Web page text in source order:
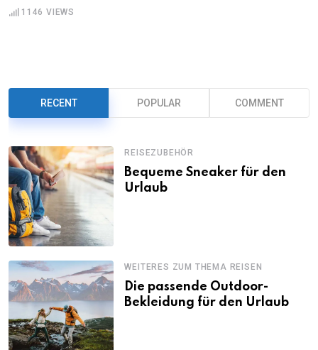
1146 VIEWS
RECENT POPULAR COMMENT
REISEZUBEHÖR
Bequeme Sneaker für den
Urlaub
WEITERES ZUM THEMA REISEN
Die passende Outdoor-
Bekleidung für den Urlaub